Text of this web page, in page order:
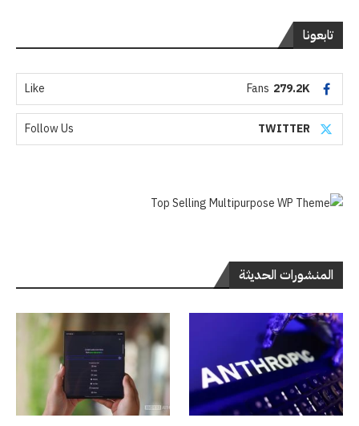
تابعونا
279.2K
Fans
Like
TWITTER
Follow Us
المنشورات الحديثة